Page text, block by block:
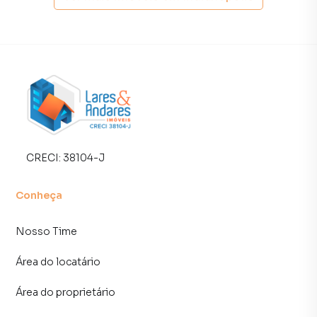
mesmo não estando na cidade e com a praticidade de
fazer tudo online, direto do seu computador ou
smartphone. Nós criamos soluções inovadoras para
simplificar a relação de proprietários, inquilinos e
Andares Imóveis é uma imobiliária digital com imóveis em
diversas cidades do Brasil, incluindo São Paulo.
Na Lares e Andares Imóveis você consegue vender ou
alugar seu imóvel muito mais rápido do que em imobiliárias
São Paulo, especialmente em Indianópolis. Isso porque
CRECI: 38104-J
Conheça
Nosso Time
Área do locatário
Área do proprietário